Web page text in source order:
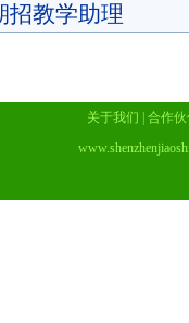
招教学助理
关于我们
合作